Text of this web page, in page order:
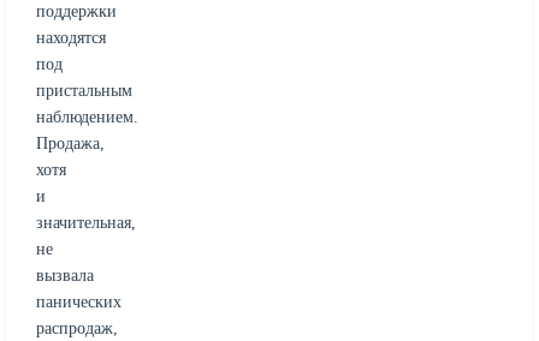
поддержки
находятся
под
пристальным
наблюдением.
Продажа,
хотя
и
значительная,
не
вызвала
панических
распродаж,